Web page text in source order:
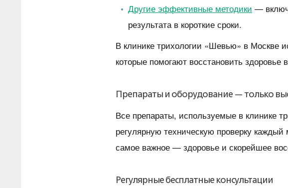
Другие эффективные методики —
результата в короткие сроки.
В клинике трихологии «Шевью» в Москве
которые помогают восстановить здоровье
Препараты и оборудование — только
Все препараты, используемые в клинике
регулярную техническую проверку
самое важное — здоровье и скорейшее
Регулярные бесплатные консультации